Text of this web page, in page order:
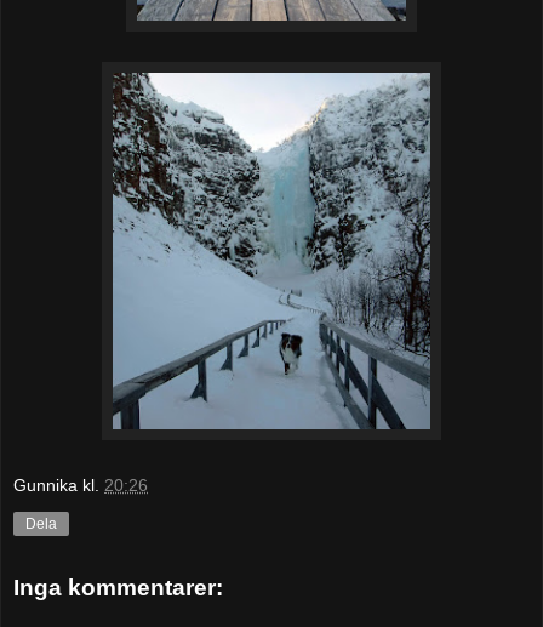
Gunnika kl. 20:26
Dela
Inga kommentarer: